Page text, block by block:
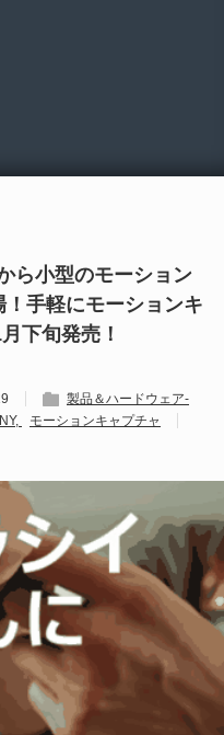
ら小型のモーション
手軽にモーションキ
下旬発売！
製品＆ハードウェア-
モーションキャプチャ